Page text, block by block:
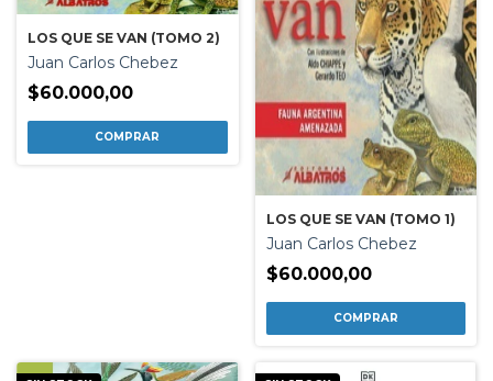
LOS QUE SE VAN (TOMO 2)
Juan Carlos Chebez
$60.000,00
LOS QUE SE VAN (TOMO 1)
Juan Carlos Chebez
$60.000,00